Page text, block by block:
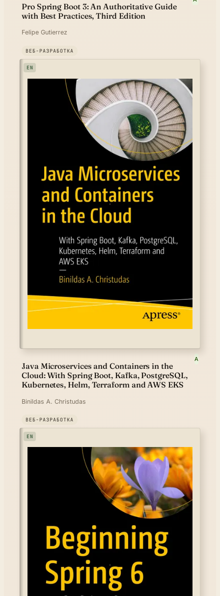
Pro Spring Boot 3: An Authoritative Guide
with Best Practices, Third Edition
Felipe Gutierrez
ВЕБ-РАЗРАБОТКА
EN
Java Microservices and Containers in the
Cloud: With Spring Boot, Kafka, PostgreSQL,
Kubernetes, Helm, Terraform and AWS EKS
A
Binildas A. Christudas
ВЕБ-РАЗРАБОТКА
EN